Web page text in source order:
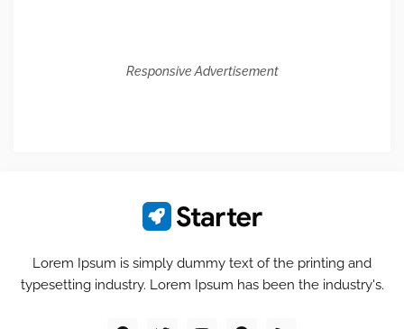
Responsive Advertisement
Lorem Ipsum is simply dummy text of the printing and
typesetting industry. Lorem Ipsum has been the industry's.